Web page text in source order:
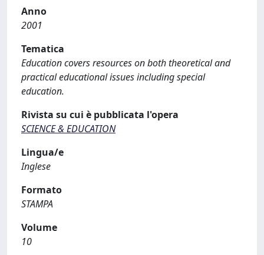
Anno
2001
Tematica
Education covers resources on both theoretical and
practical educational issues including special
education.
Rivista su cui è pubblicata l'opera
SCIENCE & EDUCATION
Lingua/e
Inglese
Formato
STAMPA
Volume
10